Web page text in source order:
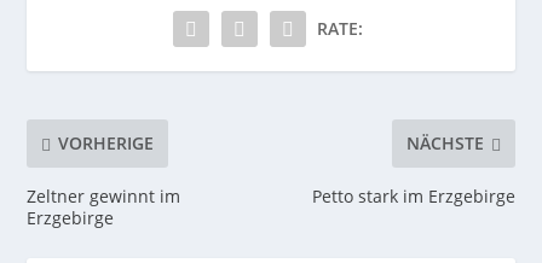
RATE:
VORHERIGE
Zeltner gewinnt im
Erzgebirge
NÄCHSTE
Petto stark im Erzgebirge